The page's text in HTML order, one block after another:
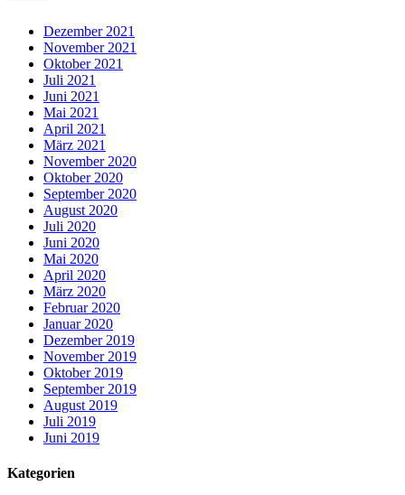
Dezember 2021
November 2021
Oktober 2021
Juli 2021
Juni 2021
Mai 2021
April 2021
März 2021
November 2020
Oktober 2020
September 2020
August 2020
Juli 2020
Juni 2020
Mai 2020
April 2020
März 2020
Februar 2020
Januar 2020
Dezember 2019
November 2019
Oktober 2019
September 2019
August 2019
Juli 2019
Juni 2019
Kategorien